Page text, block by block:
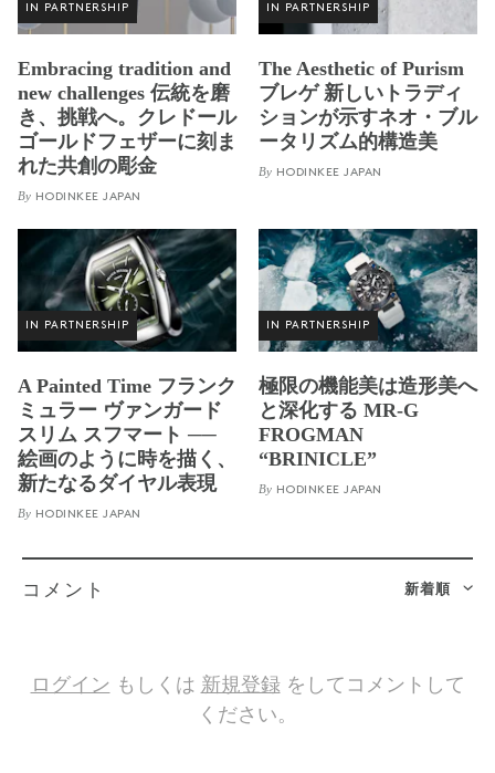
IN PARTNERSHIP
Embracing tradition and
new challenges 伝統を磨
き、挑戦へ。クレドール
ゴールドフェザーに刻ま
れた共創の彫金
By HODINKEE JAPAN
IN PARTNERSHIP
The Aesthetic of Purism
ブレゲ 新しいトラディ
ションが示すネオ・ブル
ータリズム的構造美
By HODINKEE JAPAN
IN PARTNERSHIP
A Painted Time フランク
ミュラー ヴァンガード
スリム スフマート ──
絵画のように時を描く、
新たなるダイヤル表現
By HODINKEE JAPAN
IN PARTNERSHIP
極限の機能美は造形美へ
と深化する MR-G
FROGMAN
“BRINICLE”
By HODINKEE JAPAN
新着順
コメント
ログイン もしくは 新規登録をしてコメントして
ください。